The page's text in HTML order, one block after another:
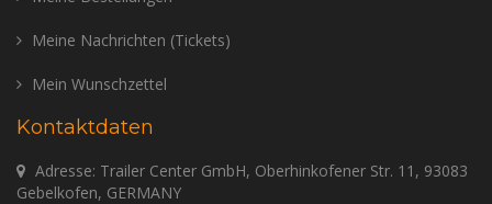
Meine Nachrichten (Tickets)
Mein Wunschzettel
Kontaktdaten
Adresse: Trailer Center GmbH, Oberhinkofener Str. 11, 93083
Gebelkofen, GERMANY